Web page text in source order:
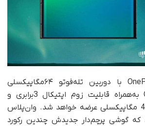
علاوه‌بر‌این، OnePlus 12 با دوربین تله‌فوتو ۶۴مگاپیکسلی
OmniVision OV64B به‌همراه قابلیت زوم اپتیکال 3‌برابری و
دوربین فوق‌عریض 48 مگاپیکسلی عرضه خواهد شد. وان‌پلاس
که گوشی پرچم‌دار جدیدش چندین رکورد